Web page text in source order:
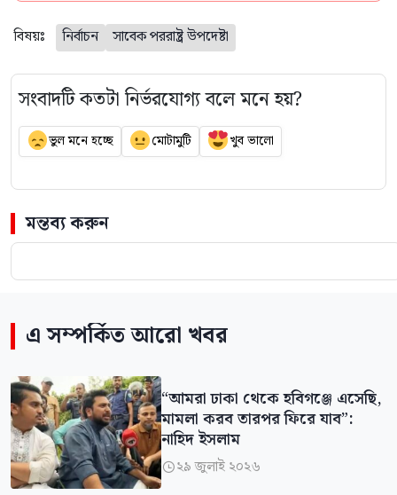
বিষয়ঃ নির্বাচন সাবেক পররাষ্ট্র উপদেষ্টা
সংবাদটি কতটা নির্ভরযোগ্য বলে মনে হয়?
ভুল মনে হচ্ছে মোটামুটি খুব ভালো
মন্তব্য করুন
এ সম্পর্কিত আরো খবর
“আমরা ঢাকা থেকে হবিগঞ্জে এসেছি,
মামলা করব তারপর ফিরে যাব”:
নাহিদ ইসলাম
২৯ জুলাই ২০২৬